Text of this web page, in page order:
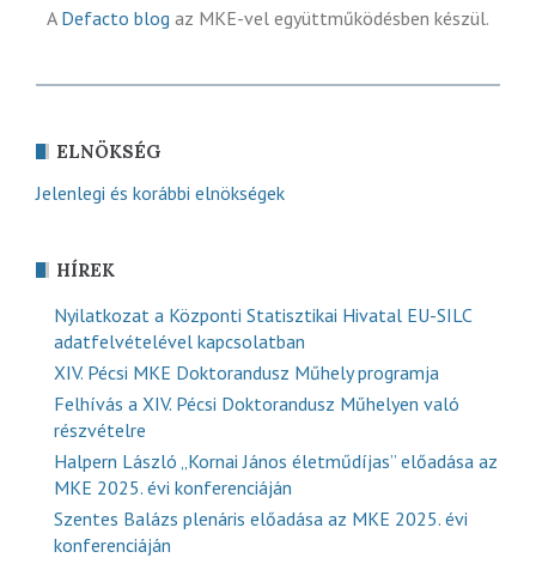
A Defacto blog az MKE-vel együttműködésben készül.
ELNÖKSÉG
Jelenlegi és korábbi elnökségek
HÍREK
Nyilatkozat a Központi Statisztikai Hivatal EU-SILC
adatfelvételével kapcsolatban
XIV. Pécsi MKE Doktorandusz Műhely programja
Felhívás a XIV. Pécsi Doktorandusz Műhelyen való
részvételre
Halpern László „Kornai János életműdíjas” előadása az
MKE 2025. évi konferenciáján
Szentes Balázs plenáris előadása az MKE 2025. évi
konferenciáján